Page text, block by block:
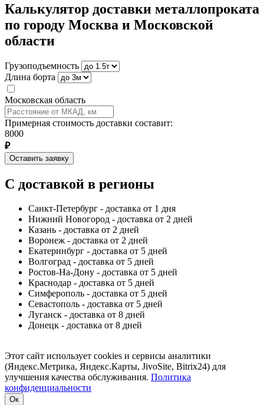
Калькулятор доставки металлопроката
по городу Москва и Московской
области
Грузоподъемность
Длина борта
Московская область
Примерная стоимость доставки составит:
8000
₽
Оставить заявку
С доставкой в регионы
Санкт-Петербург - доставка от 1 дня
Нижний Новогород - доставка от 2 дней
Казань - доставка от 2 дней
Воронеж - доставка от 2 дней
Екатеринбург - доставка от 5 дней
Волгоград - доставка от 5 дней
Ростов-На-Дону - доставка от 5 дней
Краснодар - доставка от 5 дней
Симферополь - доставка от 5 дней
Севастополь - доставка от 5 дней
Луганск - доставка от 8 дней
Донецк - доставка от 8 дней
Этот сайт использует cookies и сервисы аналитики
(Яндекс.Метрика, Яндекс.Карты, JivoSite, Bitrix24) для
улучшения качества обслуживания. Политика
конфиденциальности
Ок